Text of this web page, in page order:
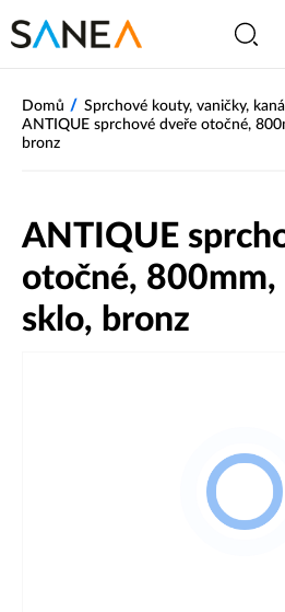
Domů / Sprchové kouty, vaničky,
ANTIQUE sprchové dveře otočné,
bronz
ANTIQUE
otočné, 800mm,
sklo, bronz